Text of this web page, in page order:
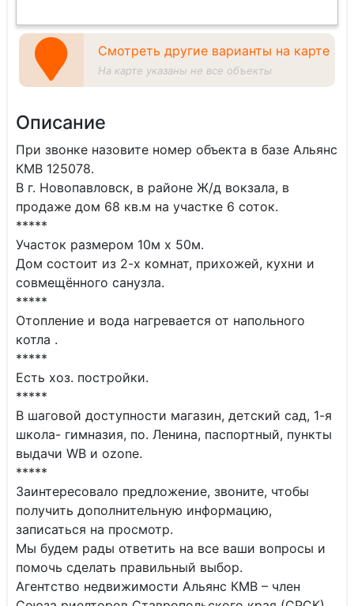
Смотреть другие варианты на карте
На карте указаны не все объекты
Описание
При звонке назовите номер объекта в базе Альянс
КМВ 125078.
В г. Новопавловск, в районе Ж/д вокзала, в
продаже дом 68 кв.м на участке 6 соток.
*****
Участок размером 10м х 50м.
Дом состоит из 2-х комнат, прихожей, кухни и
совмещённого санузла.
*****
Отопление и вода нагревается от напольного
котла .
*****
Есть хоз. постройки.
*****
В шаговой доступности магазин, детский сад, 1-я
школа- гимназия, по. Ленина, паспортный, пункты
выдачи WB и ozone.
*****
Заинтересовало предложение, звоните, чтобы
получить дополнительную информацию,
записаться на просмотр.
Мы будем рады ответить на все ваши вопросы и
помочь сделать правильный выбор.
Агентство недвижимости Альянс КМВ – член